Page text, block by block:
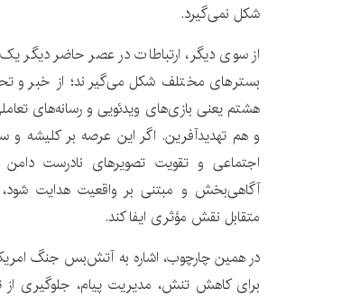
شکل نمی‌گیرد.
از سوی دیگر، ارتباطات در عصر حاضر دیگر
بسترهای مختلف شکل می‌گیرند؛ از خبر و
هشتم یعنی بازی‌های ویدئویی و رسانه‌های
و هم تهدیدآفرین. اگر این عرصه بر کلیشه
اجتماعی و تقویت تصویرهای نادرست دامن
آگاهی‌بخش و مبتنی بر واقعیت هدایت
متقابل نقش مؤثری ایفا کند.
در همین چارچوب، اشاره به آتش‌بس جنگ امریکا
برای کاهش تنش، مدیریت پیام، جلوگیری از